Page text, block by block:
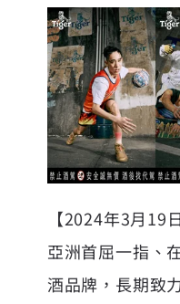
【2024年3月19
亞洲首屈一指、
酒品牌，長期致